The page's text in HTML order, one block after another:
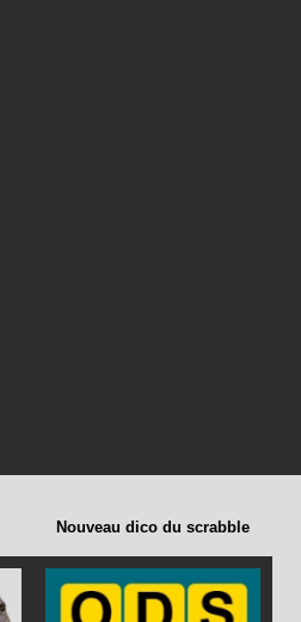
Nouveau dico du scrabble